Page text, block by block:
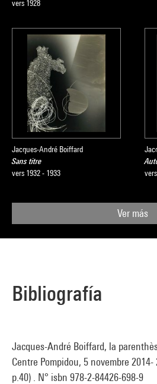
vers 1928
Jacques-André Boiffard
Sans titre
vers 1932 - 1933
Ver más
Bibliografía
Jacques-André Boiffard, la
Centre Pompidou, 5 novembre 2014-
p.40) . N° isbn 978-2-84426-698-9